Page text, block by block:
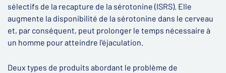
sélectifs de la recapture de la sérotonine (ISRS). Elle
augmente la disponibilité de la sérotonine dans le cerveau
et, par conséquent, peut prolonger le temps nécessaire à
un homme pour atteindre l'éjaculation.
Deux types de produits abordant le problème de